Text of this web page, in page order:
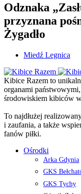
Odznaka
przyznana
Żygadło
Miedź Legnica
Kibice Razem to
organami
środowiskiem kibiców
To najdłużej
i zaufania, a także
fanów piłki.
Ośrodki
Arka Gdynia
GKS
GKS Tychy